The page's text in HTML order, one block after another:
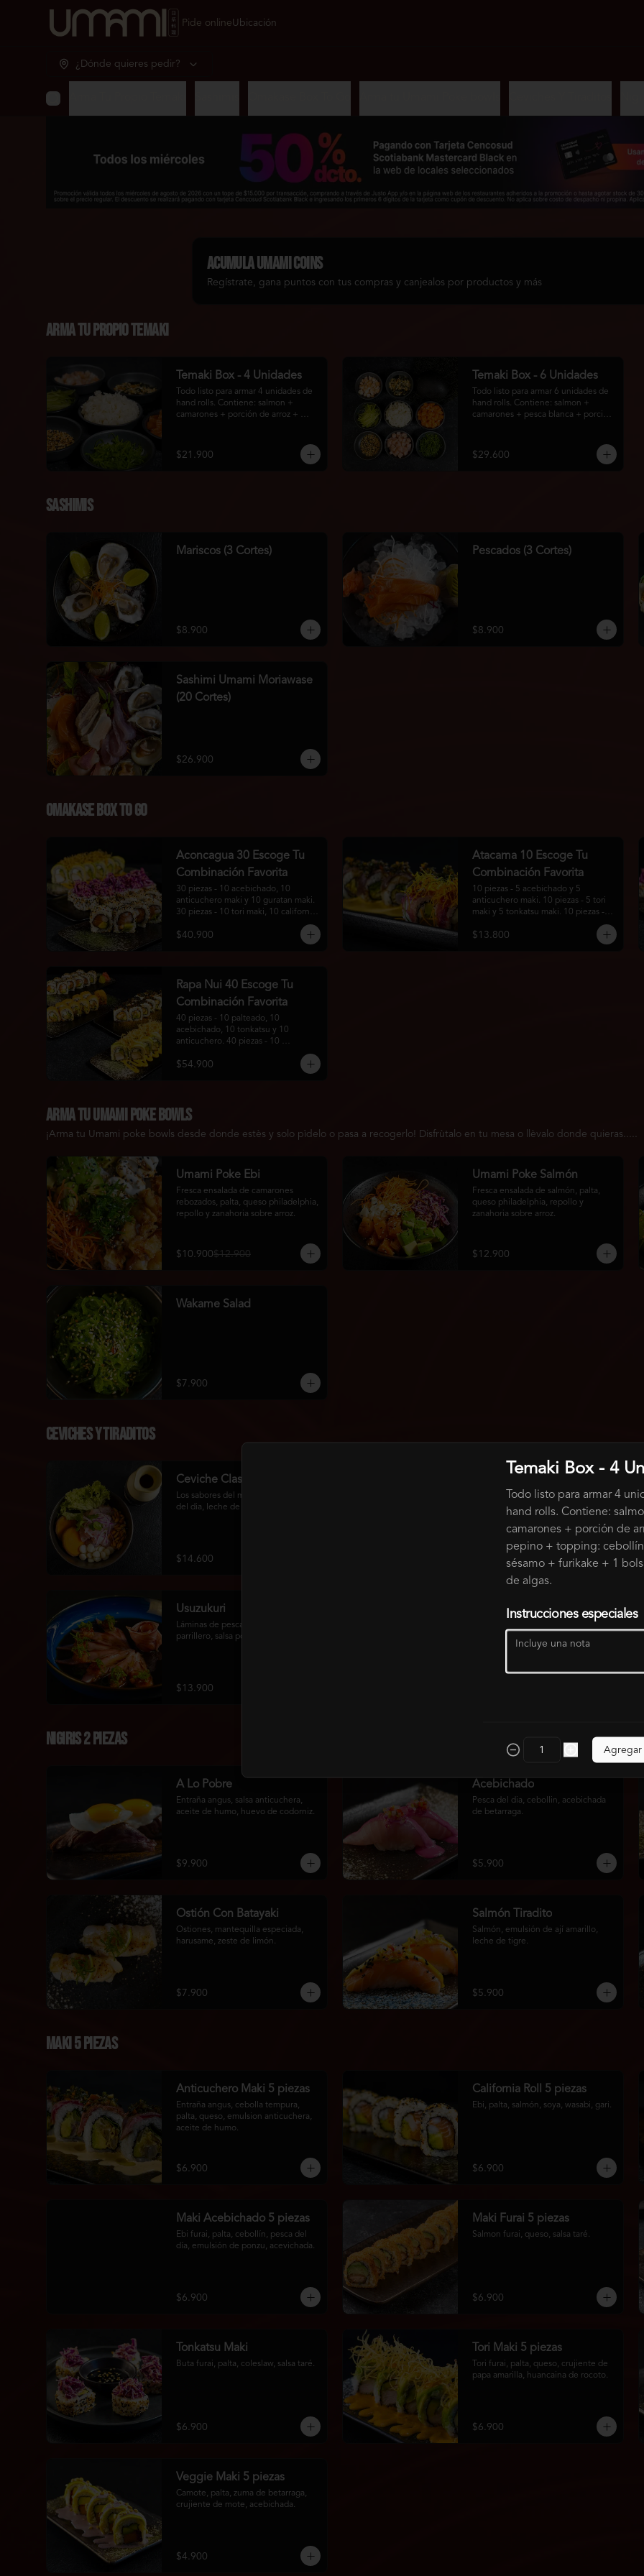
Pide onlineUbicación
¿Dónde quieres pedir?
AcumulaUmami Coins
Regístrate, gana puntos con tus compras y canjealos por productos y más
Arma Tu Propio Temaki
Temaki Box - 4 Unidades
Todo listo para armar 4 unidades de
hand rolls. Contiene: salmon +
camarones + porción de arroz +
de algas.
$21.900
Temaki Box - 6 Unidades
Todo listo para armar 6 unidades de
hand rolls. Contiene: salmon +
camarones + pesca blanca + porción
bolsa con 6u de algas.
$29.600
Sashimis
Mariscos (3 Cortes)
$8.900
Pescados (3 Cortes)
$8.900
Sashimi Umami Moriawase
(20 Cortes)
$26.900
Omakase Box To Go
Aconcagua 30 Escoge Tu
Combinación Favorita
30 piezas - 10 acebichado, 10
anticuchero maki y 10 guratan maki.
30 piezas - 10 tori maki, 10 california
$40.900
Atacama 10 Escoge Tu
Combinación Favorita
10 piezas - 5 acebichado y 5
anticuchero maki. 10 piezas - 5 tori
maki y 5 tonkatsu maki. 10 piezas - 5
$13.800
Rapa Nui 40 Escoge Tu
Combinación Favorita
40 piezas - 10 palteado, 10
acebichado, 10 tonkatsu y 10
anticuchero. 40 piezas - 10
california, 10 tori maki, 10 guratan
maki y 10 maki furai.
$54.900
Arma tu Umami Poke bowls
¡Arma tu Umami poke bowls desde donde estès y solo pìdelo o pasa a recogerlo! Disfrùtalo en tu mesa o llèvalo donde quieras.....
Umami Poke Ebi
Fresca ensalada de camarones
rebozados, palta, queso philadelphia,
repollo y zanahoria sobre arroz.
$10.900$12.900
Umami Poke Salmón
Fresca ensalada de salmón, palta,
queso philadelphia, repollo y
zanahoria sobre arroz.
$12.900
Wakame Salad
$7.900
Ceviches Y Tiraditos
Ceviche Clasico
Los sabores del mar chileno, pesca
del dia, leche de tigre de rocoto.
$14.600
Salmon, ají amarillo, chalaca, arroz
suflado, palta quemada, aceite de
$14.500
Usuzukuri
Láminas de pesca del dia, rocoto
parrillero, salsa ponzu, wakame salad.
$13.900
Nigiris 2 Piezas
A Lo Pobre
Entraña angus, salsa anticuchera,
aceite de humo, huevo de codorniz.
$9.900
Acebichado
Pesca del dia, cebollin, acebichada
de betarraga.
$5.900
Ostión Con Batayaki
Ostiones, mantequilla especiada,
harusame, zeste de limón.
$7.900
Salmón Tiradito
Salmón, emulsión de ají amarillo,
leche de tigre.
$5.900
Maki 5 piezas
Anticuchero Maki 5 piezas
Entraña angus, cebolla tempura,
palta, queso, emulsion anticuchera,
aceite de humo.
$6.900
California Roll 5 piezas
Ebi, palta, salmón, soya, wasabi, gari.
$6.900
Maki Acebichado 5 piezas
Ebi furai, palta, cebollín, pesca del
día, emulsión de ponzu, acevichada.
$6.900
Maki Furai 5 piezas
Salmon furai, queso, salsa taré.
$6.900
Tonkatsu Maki
Buta furai, palta, coleslaw, salsa taré.
$6.900
Tori Maki 5 piezas
Tori furai, palta, queso, crujiente de
papa amarilla, huancaina de rocoto.
$6.900
Veggie Maki 5 piezas
Camote, palta, zuma de betarraga,
crujiente de mote, acebichada.
$4.900
Temaki Box - 4
Todo listo para armar 4
hand rolls. Contiene:
camarones + porción de
pepino + topping:
sésamo + furikake + 1
de algas.
Instrucciones especiales
Agregar